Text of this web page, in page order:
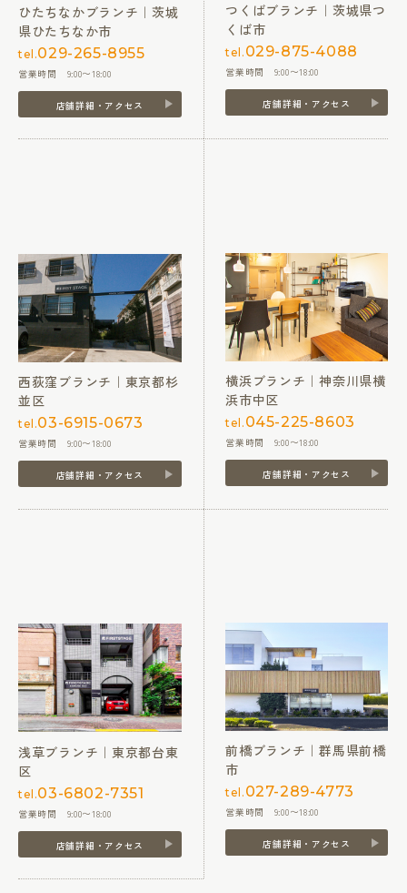
ひたちなかブランチ｜茨城
県ひたちなか市
tel.029-265-8955
営業時間 9:00〜18:00
店舗詳細・アクセス
つくばブランチ｜茨城県つ
くば市
tel. 029-875-4088
営業時間 9:00〜18:00
店舗詳細・アクセス
西荻窪ブランチ｜東京都杉
並区
tel.03-6915-0673
営業時間 9:00〜18:00
店舗詳細・アクセス
横浜ブランチ｜神奈川県横
浜市中区
tel. 045-225-8603
営業時間 9:00〜18:00
店舗詳細・アクセス
浅草ブランチ｜東京都台東
区
tel.03-6802-7351
営業時間 9:00〜18:00
店舗詳細・アクセス
前橋ブランチ｜群馬県前橋
市
tel. 027-289-4773
営業時間 9:00〜18:00
店舗詳細・アクセス